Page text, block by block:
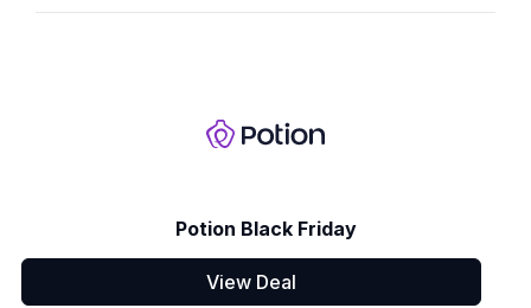
Potion Black Friday
View Deal